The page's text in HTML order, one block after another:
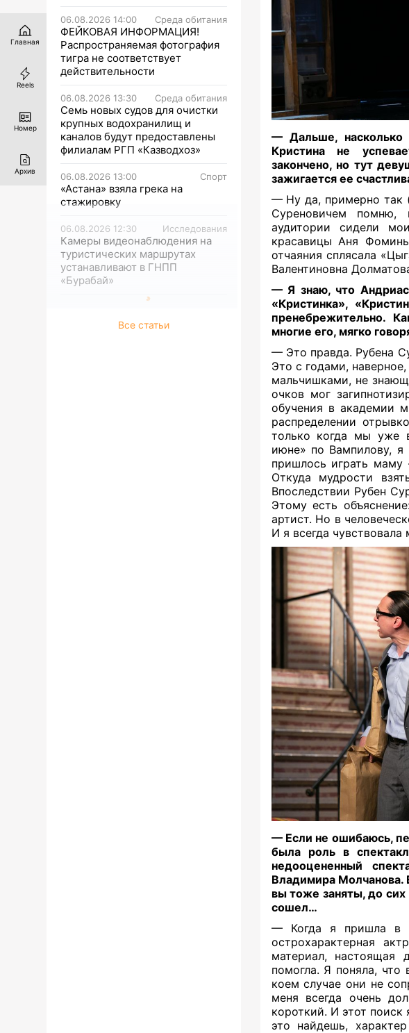
06.08.2026 14:00 Среда обитания
ФЕЙКОВАЯ ИНФОРМАЦИЯ!
Распространяемая фотография
тигра не соответствует
действительности
06.08.2026 13:30 Среда обитания
Семь новых судов для очистки
крупных водохранилищ и
каналов будут предоставлены
филиалам РГП «Казводхоз»
06.08.2026 13:00 Спорт
«Астана» взяла грека на
стажировку
06.08.2026 12:30 Исследования
Камеры видеонаблюдения на
туристических маршрутах
устанавливают в ГНПП
«Бурабай»
Все статьи
— Дальше, насколько
Кристина не
закончено, но тут
зажигается ее
— Ну да, примерно так
Суреновичем помню,
аудитории сидели
красавицы Аня
отчаяния сплясала
Валентиновна
— Я знаю, что
«Кристинка»,
пренебрежительно.
многие его, мягко
— Это правда. Рубена
Это с годами,
мальчишками, не
очков мог
обучения в академии
распределении
только когда мы уже
июне» по Вампилову,
пришлось играть
Откуда мудрости
Впоследствии Рубен
Этому есть
артист. Но в
И я всегда
— Если не ошибаюсь,
была роль в
недооцененный
Владимира Молчанова.
вы тоже заняты, до
сошел…
— Когда я пришла в
острохарактерная
материал,
помогла. Я поняла, что
коем случае они не
меня всегда очень
короткий. И этот поиск
это найдешь,
Главная
Reels
Номер
Архив